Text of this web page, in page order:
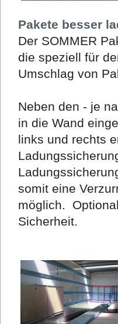
Pakete besser
Der SOMMER
die speziell für
Umschlag von
Neben den - je
in die Wand
links und rechts
somit eine
möglich.
Sicherheit.